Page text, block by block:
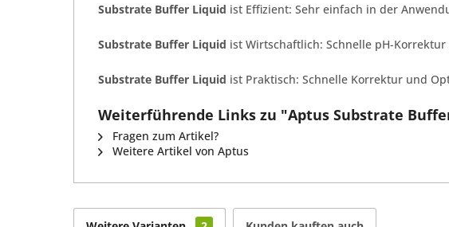
Substrate Buffer Liquid ist Effizient: Sehr einfach in der
Substrate Buffer Liquid ist Wirtschaftlich: Schnelle pH-
Substrate Buffer Liquid ist Praktisch: Schnelle Korrektur und
Weiterführende Links zu "Aptus Substrate
Fragen zum Artikel?
Weitere Artikel von Aptus